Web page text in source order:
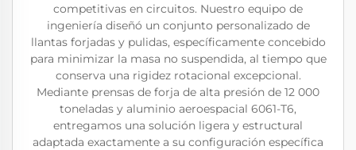
competitivas en circuitos. Nuestro equipo de
ingeniería diseñó un conjunto personalizado de
llantas forjadas y pulidas, específicamente concebido
para minimizar la masa no suspendida, al tiempo que
conserva una rigidez rotacional excepcional.
Mediante prensas de forja de alta presión de 12 000
toneladas y aluminio aeroespacial 6061-T6,
entregamos una solución ligera y estructural
adaptada exactamente a su configuración específica